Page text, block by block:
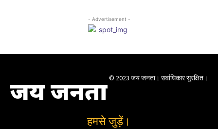
- Advertisement -
जय जनता © 2023 जय जनता। सर्वाधिकार सुरक्षित।
हमसे जुड़ें।